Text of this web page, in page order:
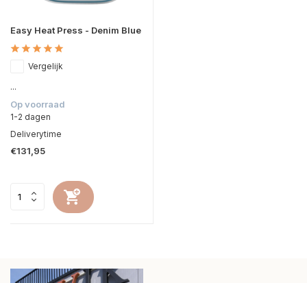
Easy Heat Press - Denim Blue
Vergelijk
...
Op voorraad
1-2 dagen
Deliverytime
€131,95